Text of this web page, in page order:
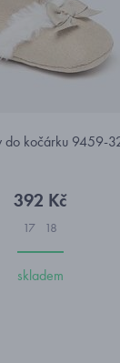
do kočárku 9459-
392 Kč
17 18
skladem